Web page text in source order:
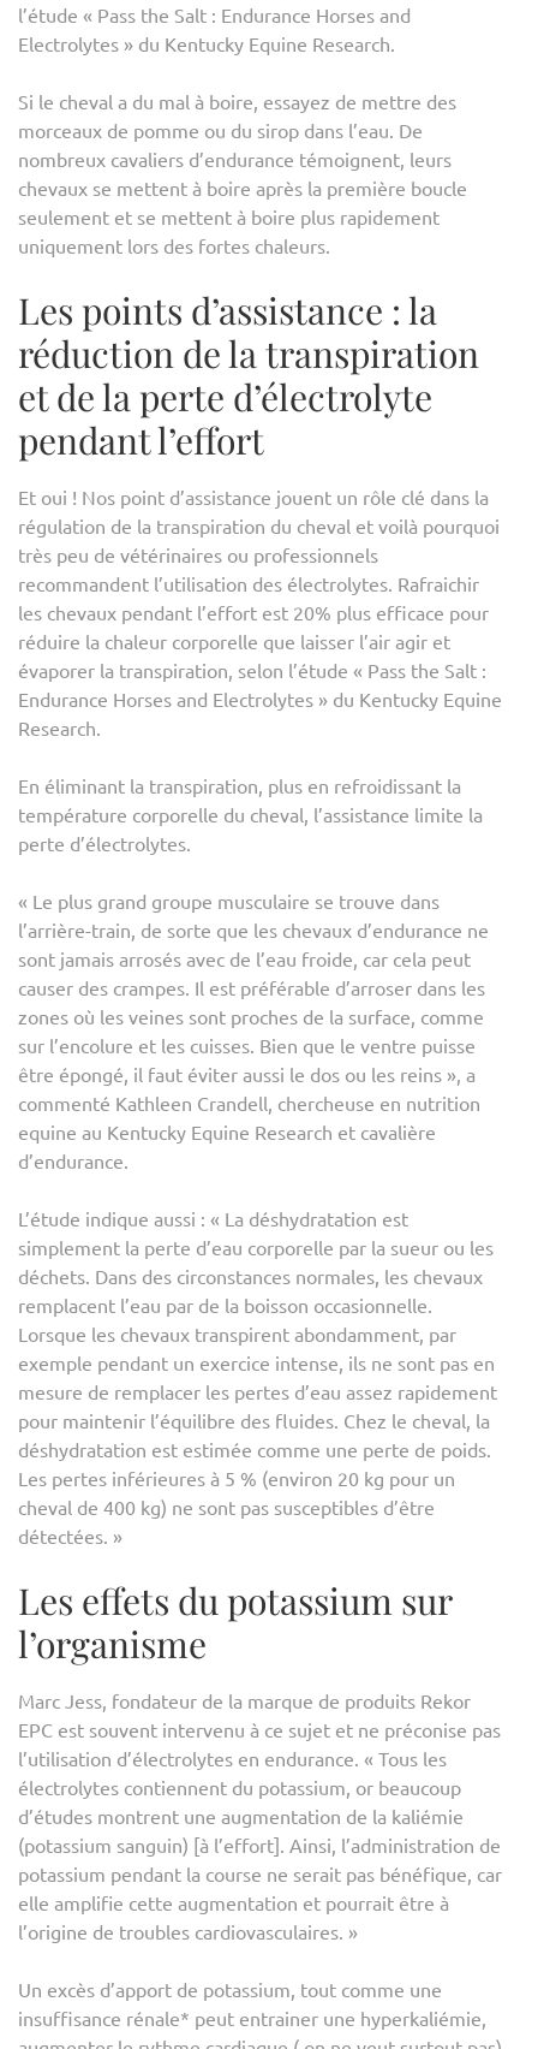
l’étude « Pass the Salt : Endurance Horses and
Electrolytes » du Kentucky Equine Research.
Si le cheval a du mal à boire, essayez de mettre des
morceaux de pomme ou du sirop dans l’eau. De
nombreux cavaliers d’endurance témoignent, leurs
chevaux se mettent à boire après la première boucle
seulement et se mettent à boire plus rapidement
uniquement lors des fortes chaleurs.
Les points d’assistance : la
réduction de la transpiration
et de la perte d’électrolyte
pendant l’effort
Et oui ! Nos point d’assistance jouent un rôle clé dans la
régulation de la transpiration du cheval et voilà pourquoi
très peu de vétérinaires ou professionnels
recommandent l’utilisation des électrolytes. Rafraichir
les chevaux pendant l’effort est 20% plus efficace pour
réduire la chaleur corporelle que laisser l’air agir et
évaporer la transpiration, selon l’étude « Pass the Salt :
Endurance Horses and Electrolytes » du Kentucky Equine
Research.
En éliminant la transpiration, plus en refroidissant la
température corporelle du cheval, l’assistance limite la
perte d’électrolytes.
« Le plus grand groupe musculaire se trouve dans
l’arrière-train, de sorte que les chevaux d’endurance ne
sont jamais arrosés avec de l’eau froide, car cela peut
causer des crampes. Il est préférable d’arroser dans les
zones où les veines sont proches de la surface, comme
sur l’encolure et les cuisses. Bien que le ventre puisse
être épongé, il faut éviter aussi le dos ou les reins », a
commenté Kathleen Crandell, chercheuse en nutrition
equine au Kentucky Equine Research et cavalière
d’endurance.
L’étude indique aussi : « La déshydratation est
simplement la perte d’eau corporelle par la sueur ou les
déchets. Dans des circonstances normales, les chevaux
remplacent l’eau par de la boisson occasionnelle.
Lorsque les chevaux transpirent abondamment, par
exemple pendant un exercice intense, ils ne sont pas en
mesure de remplacer les pertes d’eau assez rapidement
pour maintenir l’équilibre des fluides. Chez le cheval, la
déshydratation est estimée comme une perte de poids.
Les pertes inférieures à 5 % (environ 20 kg pour un
cheval de 400 kg) ne sont pas susceptibles d’être
détectées. »
Les effets du potassium sur
l’organisme
Marc Jess, fondateur de la marque de produits Rekor
EPC est souvent intervenu à ce sujet et ne préconise pas
l’utilisation d’électrolytes en endurance. « Tous les
électrolytes contiennent du potassium, or beaucoup
d’études montrent une augmentation de la kaliémie
(potassium sanguin) [à l’effort]. Ainsi, l’administration de
potassium pendant la course ne serait pas bénéfique, car
elle amplifie cette augmentation et pourrait être à
l’origine de troubles cardiovasculaires. »
Un excès d’apport de potassium, tout comme une
insuffisance rénale* peut entrainer une hyperkaliémie,